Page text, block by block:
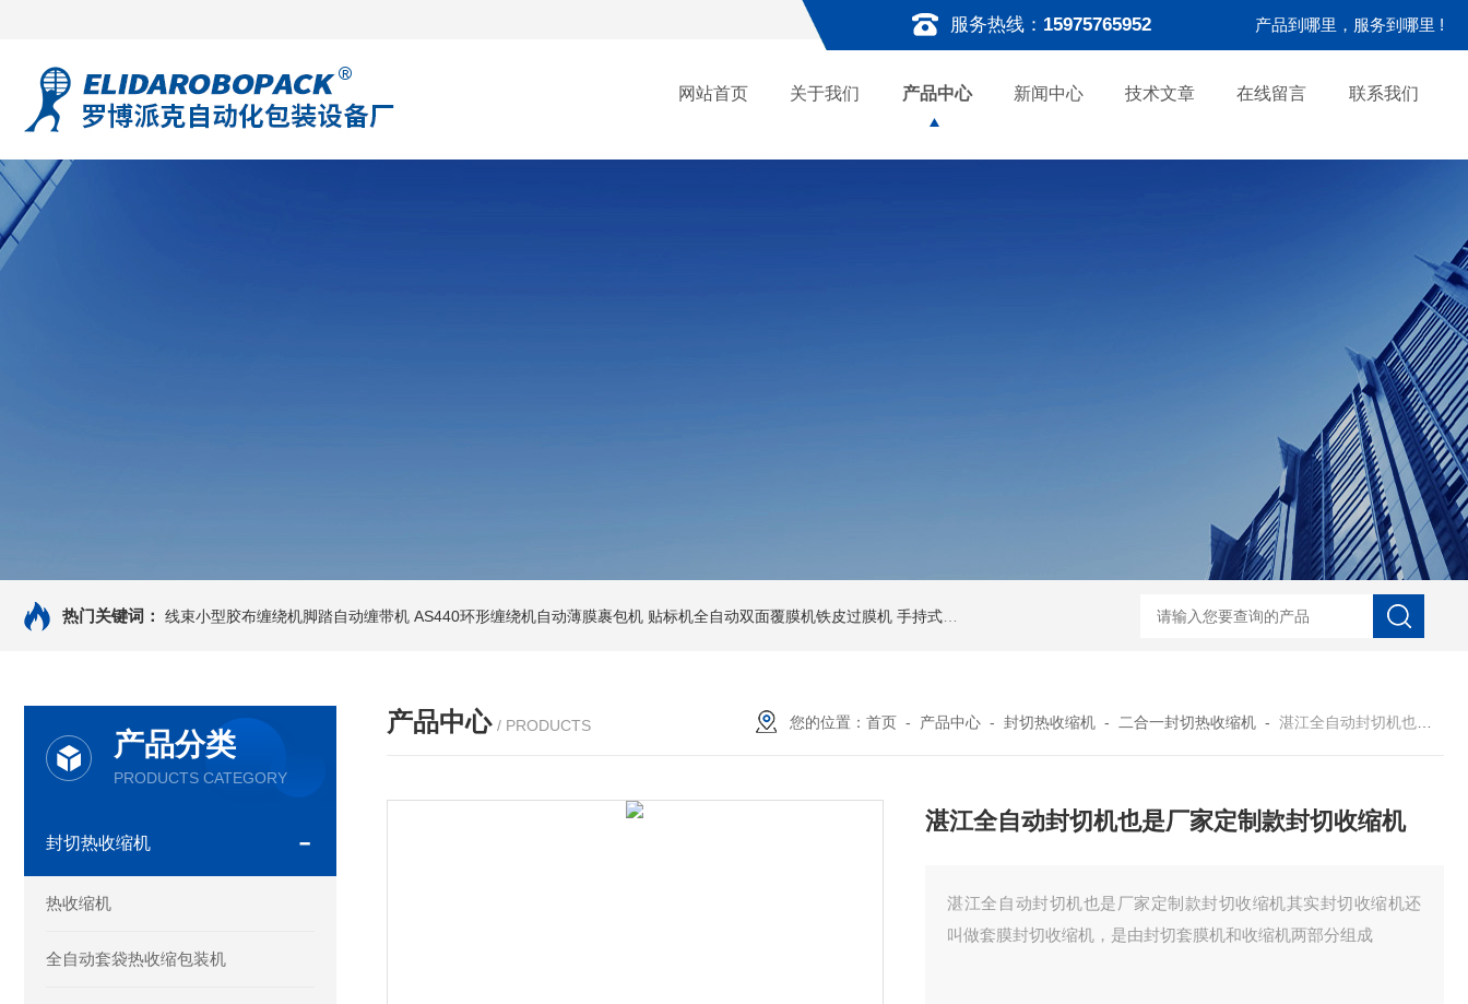
服务热线： 15975765952 产品到哪里，服务到哪里 !
网站首页 关于我们 产品中心 新闻中心 技术文章 在线留言 联系我们
热门关键词： 线束小型胶布缠绕机脚踏自动缠带机 AS440环形缠绕机自动薄膜裹包机 贴标机全自动双面覆膜机铁皮过膜机 手持式激光打标机铁牌便携式打码机 自动协作码垛机纸箱码垛械手 DZ-760全自动
产品分类
PRODUCTS CATEGORY
封切热收缩机
热收缩机
全自动套袋热收缩包装机
产品中心 / PRODUCTS 您的位置：首页 - 产品中心 -封切热收缩机 - 二合一封切热收缩机 -湛江全自动封切机也是厂家定制款封切收缩机
湛江全自动封切机也是厂家定制款封切收缩机
湛江全自动封切机也是厂家定制款封切收缩机其实封切收缩机还
叫做套膜封切收缩机，是由封切套膜机和收缩机两部分组成